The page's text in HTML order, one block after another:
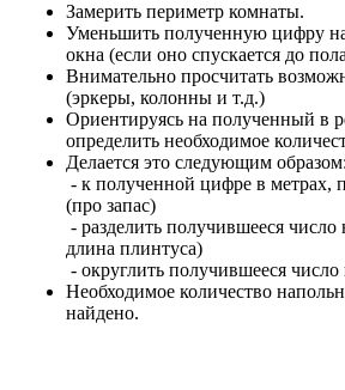
Замерить периметр комнаты.
Уменьшить полученную цифру
окна (если оно спускается до
Внимательно просчитать
(эркеры, колонны и т.д.)
Ориентируясь на полученный в
определить необходимое
Делается это следующим образом:
- к полученной цифре в метрах,
(про запас)
- разделить получившееся число
длина плинтуса)
- округлить получившееся
Необходимое количество
найдено.